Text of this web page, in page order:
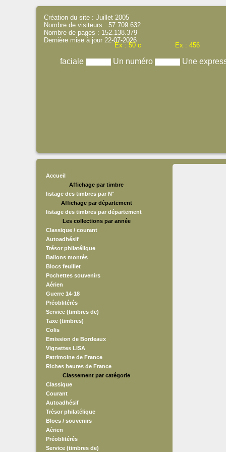
Ex : 50 c Ex : 456
faciale Un numéro Une
Création du site : Juillet 2005
Nombre de visiteurs : 57.709.632
Nombre de pages : 152.138.379
Dernière mise à jour 22-07-2026
Accueil
Affichage par timbre
listage des timbres par N°
Affichage par département
listage des timbres par département
Les collections par année
Classique / courant
Autoadhésif
Trésor philatélique
Ballons montés
Blocs feuillet
Pochettes souvenirs
Aérien
Guerre 14-18
Préoblitérés
Service (timbres de)
Taxe (timbres)
Colis
Emission de Bordeaux
Vignettes LISA
Patrimoine de France
Riches heures de France
Classement par catégorie
Classique
Courant
Autoadhésif
Trésor philatélique
Blocs / souvenirs
Aérien
Préoblitérés
Service (timbres de)